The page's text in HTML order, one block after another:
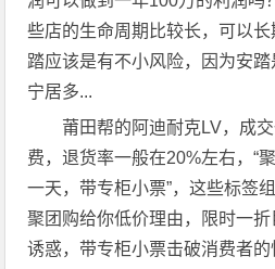
些店的生命周期比较长，可以
踏应该是有不小风险，因为安
宁居多...
莆田帮的阿迪耐克LV，成
费，退货率一般在20%左右，“
一天，带专柜小票”，这些标签
聚团购给你低价理由，限时一
诱惑，带专柜小票击破消费者